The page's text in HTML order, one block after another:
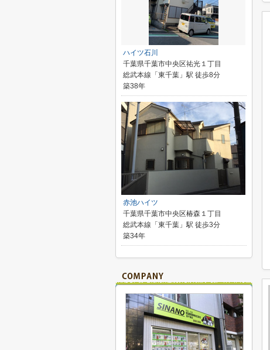
ハイツ石川
千葉県千葉市中央区祐光１丁目
総武本線「東千葉」駅 徒歩8分
築38年
赤池ハイツ
千葉県千葉市中央区椿森１丁目
総武本線「東千葉」駅 徒歩3分
築34年